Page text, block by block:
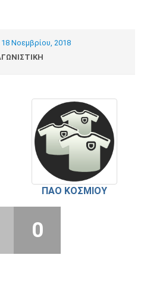
Νοεμβρίου, 2018
ΠΑΟ ΚΟΣΜΊΟΥ
0